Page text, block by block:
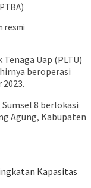
resmi
Uap (PLTU)
beroperasi
8 berlokasi
Agung, Kabupaten
Kapasitas